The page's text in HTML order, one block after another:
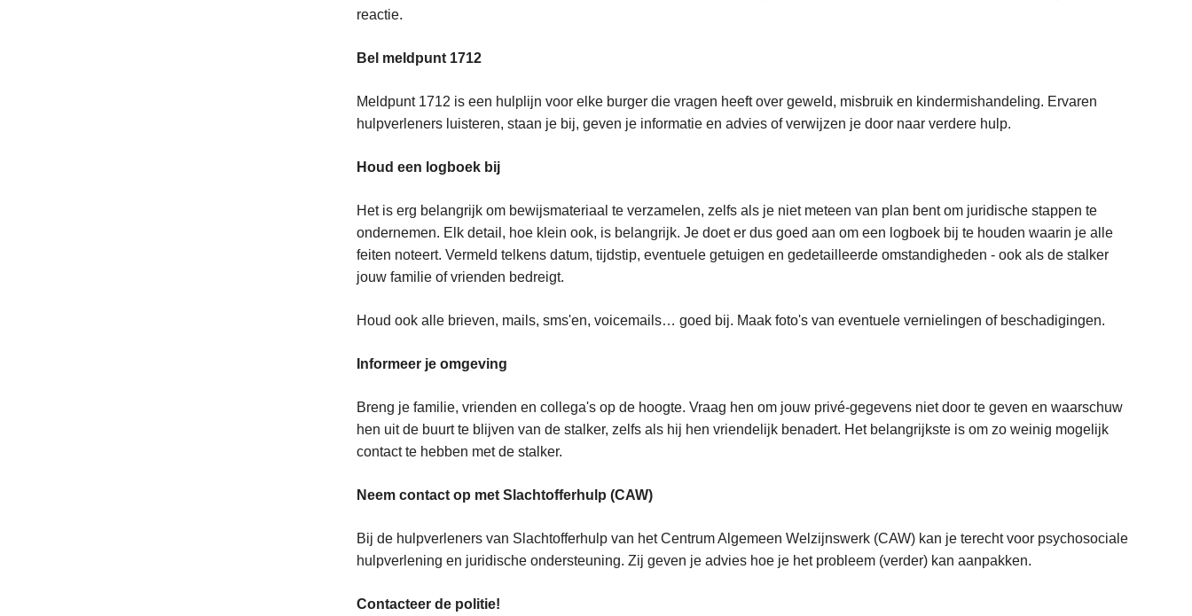
reactie.
Bel meldpunt 1712
Meldpunt 1712 is een hulplijn voor elke burger die vragen heeft over geweld, misbruik en kindermishandeling. Ervaren
hulpverleners luisteren, staan je bij, geven je informatie en advies of verwijzen je door naar verdere hulp.
Houd een logboek bij
Het is erg belangrijk om bewijsmateriaal te verzamelen, zelfs als je niet meteen van plan bent om juridische stappen te
ondernemen. Elk detail, hoe klein ook, is belangrijk. Je doet er dus goed aan om een logboek bij te houden waarin je alle
feiten noteert. Vermeld telkens datum, tijdstip, eventuele getuigen en gedetailleerde omstandigheden - ook als de stalker
jouw familie of vrienden bedreigt.
Houd ook alle brieven, mails, sms'en, voicemails… goed bij. Maak foto's van eventuele vernielingen of beschadigingen.
Informeer je omgeving
Breng je familie, vrienden en collega's op de hoogte. Vraag hen om jouw privé-gegevens niet door te geven en waarschuw
hen uit de buurt te blijven van de stalker, zelfs als hij hen vriendelijk benadert. Het belangrijkste is om zo weinig mogelijk
contact te hebben met de stalker.
Neem contact op met Slachtofferhulp (CAW)
Bij de hulpverleners van Slachtofferhulp van het Centrum Algemeen Welzijnswerk (CAW) kan je terecht voor psychosociale
hulpverlening en juridische ondersteuning. Zij geven je advies hoe je het probleem (verder) kan aanpakken.
Contacteer de politie!